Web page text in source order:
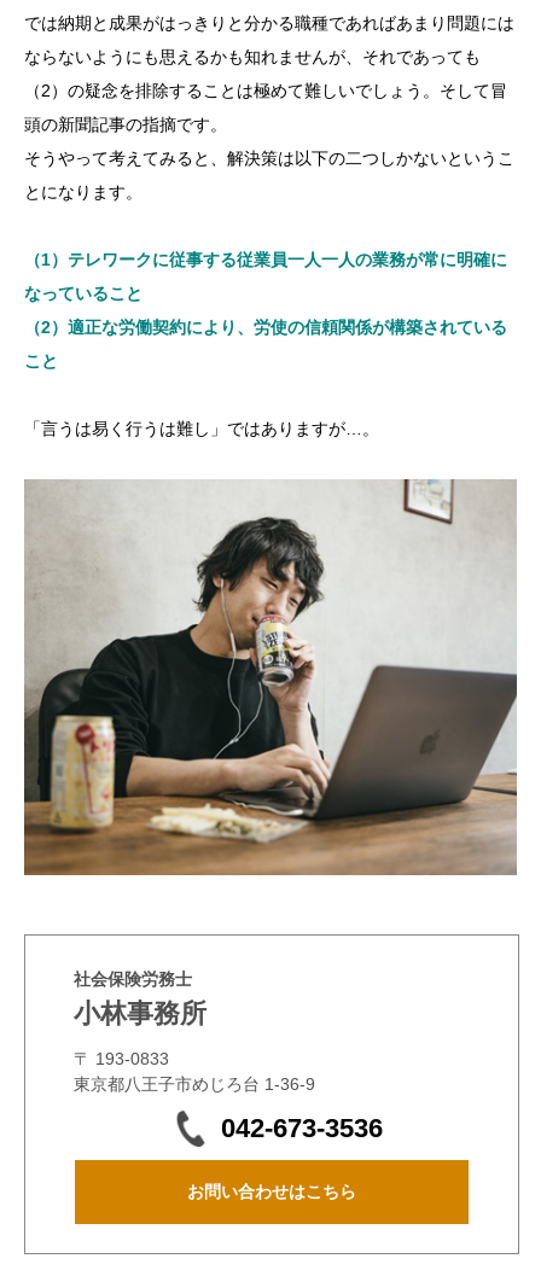
では納期と成果がはっきりと分かる職種であればあまり問題には
ならないようにも思えるかも知れませんが、それであっても
（2）の疑念を排除することは極めて難しいでしょう。そして冒
頭の新聞記事の指摘です。
そうやって考えてみると、解決策は以下の二つしかないというこ
とになります。
（1）テレワークに従事する従業員一人一人の業務が常に明確に
なっていること
（2）適正な労働契約により、労使の信頼関係が構築されている
こと
「言うは易く行うは難し」ではありますが…。
社会保険労務士
小林事務所
〒 193-0833
東京都八王子市めじろ台 1-36-9
042-673-3536
お問い合わせはこちら